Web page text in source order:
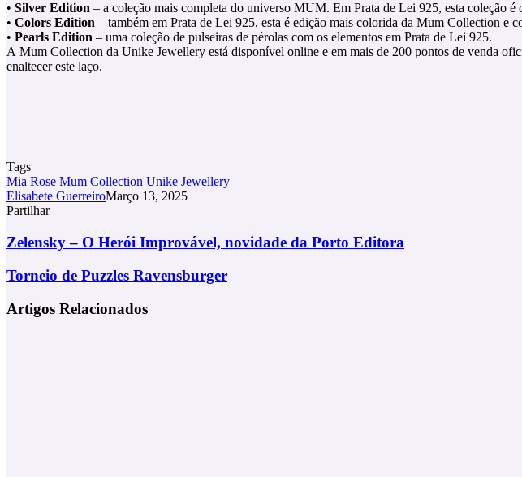
• Silver Edition – a coleção mais completa do universo MUM. Em Prata de Lei 925, esta coleção é
• Colors Edition – também em Prata de Lei 925, esta é edição mais colorida da Mum Collection e
• Pearls Edition – uma coleção de pulseiras de pérolas com os elementos em Prata de Lei 925.
A Mum Collection da Unike Jewellery está disponível online e em mais de 200 pontos de venda
enaltecer este laço.
Tags
Mia Rose Mum Collection Unike Jewellery
Elisabete GuerreiroMarço 13, 2025
Partilhar
Via
Email
Zelensky
O
Herói
novidade
Zelensky – O Herói Improvável, novidade da Porto Editora
Torneio
Puzzles
Ravensburger
Torneio de Puzzles Ravensburger
Artigos Relacionados